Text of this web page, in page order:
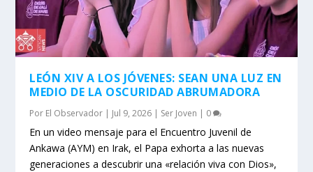
LEÓN XIV A LOS JÓVENES: SEAN UNA LUZ EN
MEDIO DE LA OSCURIDAD ABRUMADORA
Por El Observador | Jul 9, 2026 | Ser Joven | 0
En un video mensaje para el Encuentro Juvenil de
Ankawa (AYM) en Irak, el Papa exhorta a las nuevas
generaciones a descubrir una «relación viva con Dios»,